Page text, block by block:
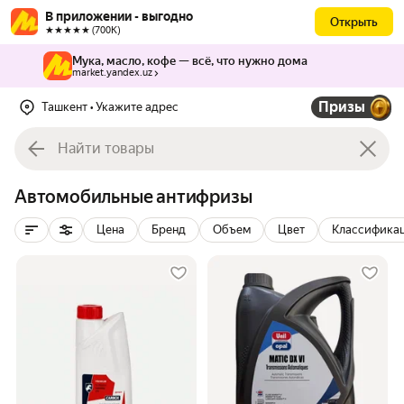
В приложении - выгодно
★★★★★ (700К)
Открыть
Мука, масло, кофе — всё, что нужно дома
market.yandex.uz
Ташкент • Укажите адрес Призы
Автомобильные антифризы
Цена Бренд Объем Цвет